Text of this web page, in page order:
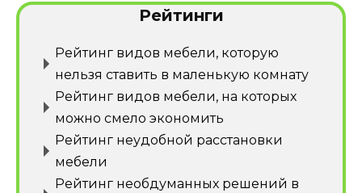
Рейтинги
Рейтинг видов мебели, которую
нельзя ставить в маленькую комнату
Рейтинг видов мебели, на которых
можно смело экономить
Рейтинг неудобной расстановки
мебели
Рейтинг необдуманных решений в